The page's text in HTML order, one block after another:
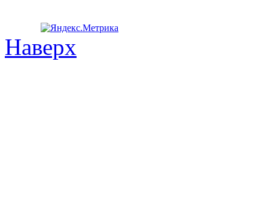
Наверх